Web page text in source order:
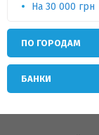
На 30 000 грн
ПО ГОРОДАМ
БАНКИ